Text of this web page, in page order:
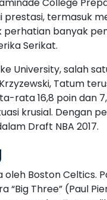
College
termasuk
perhatian banyak
Serikat.
University, salah
Tatum
rata 16,8 poin dan
krusial. Dengan
Draft NBA 2017.
oleh Boston
Three” (Paul